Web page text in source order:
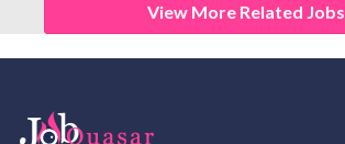
View More Related Jobs